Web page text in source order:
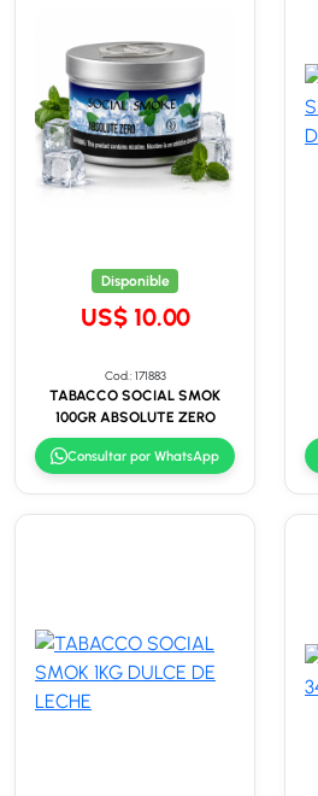
Disponible
US$ 10.00
Cod.: 171883
TABACCO SOCIAL SMOK
100GR ABSOLUTE ZERO
Consultar por WhatsApp